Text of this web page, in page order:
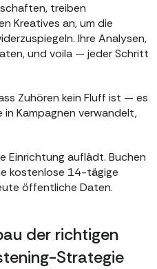
treiben
Kreatives an, um die
Ihre Analysen,
und voila — jeder Schritt
Zuhören kein Fluff ist — es
Kampagnen verwandelt,
Einrichtung auflädt. Buchen
kostenlose 14-tägige
öffentliche Daten.
der richtigen
Strategie